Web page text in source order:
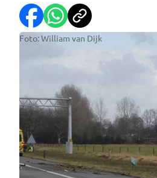
Foto: William van Dijk